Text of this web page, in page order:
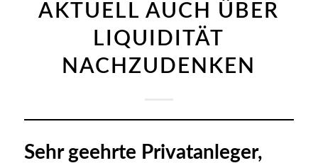
AKTUELL AUCH ÜBER
LIQUIDITÄT
NACHZUDENKEN
Sehr geehrte Privatanleger,